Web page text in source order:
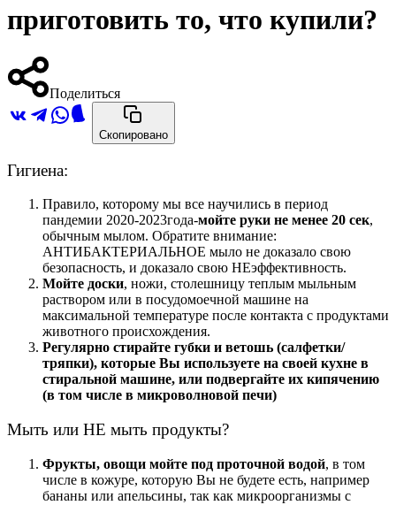
приготовить то, что купили?
Поделиться
Скопировано
Гигиена:
Правило, которому мы все научились в период
пандемии 2020-2023года-мойте руки не менее 20 сек,
обычным мылом. Обратите внимание:
АНТИБАКТЕРИАЛЬНОЕ мыло не доказало свою
безопасность, и доказало свою НЕэффективность.
Мойте доски, ножи, столешницу теплым мыльным
раствором или в посудомоечной машине на
максимальной температуре после контакта с продуктами
животного происхождения.
Регулярно стирайте губки и ветошь (салфетки/
тряпки), которые Вы используете на своей кухне в
стиральной машине, или подвергайте их кипячению
(в том числе в микроволновой печи)
Мыть или НЕ мыть продукты?
Фрукты, овощи мойте под проточной водой, в том
числе в кожуре, которую Вы не будете есть, например
бананы или апельсины, так как микроорганизмы с